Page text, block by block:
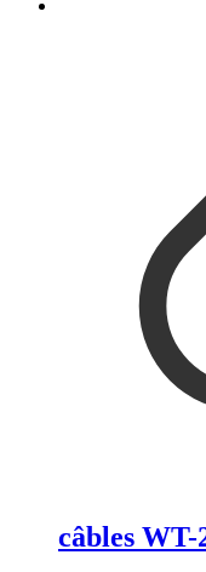
câbles WT-